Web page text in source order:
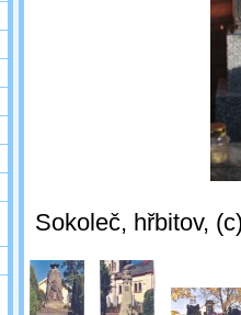
Sokoleč, hřbitov,